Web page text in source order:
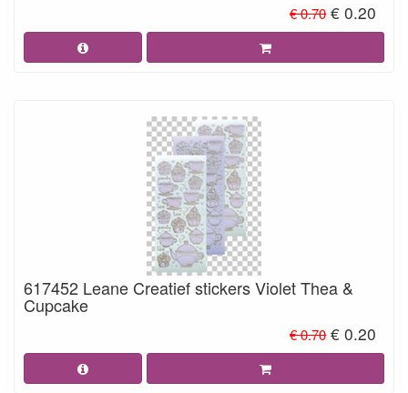
€ 0.70 € 0.20
617452 Leane Creatief stickers Violet Thea &
Cupcake
€ 0.70 € 0.20